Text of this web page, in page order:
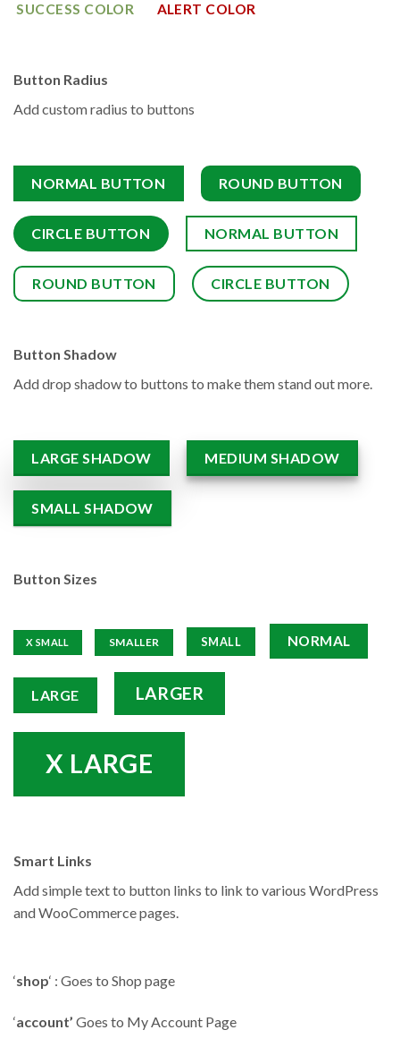
SUCCESS COLOR ALERT COLOR
Button Radius
Add custom radius to buttons
NORMAL BUTTON ROUND BUTTON
CIRCLE BUTTON NORMAL BUTTON
ROUND BUTTON CIRCLE BUTTON
Button Shadow
Add drop shadow to buttons to make them stand out more.
LARGE SHADOW MEDIUM SHADOW
SMALL SHADOW
Button Sizes
X SMALL SMALLER SMALL NORMAL
LARGE LARGER
X LARGE
Smart Links
Add simple text to button links to link to various WordPress
and WooCommerce pages.
‘shop‘ : Goes to Shop page
‘account’ Goes to My Account Page